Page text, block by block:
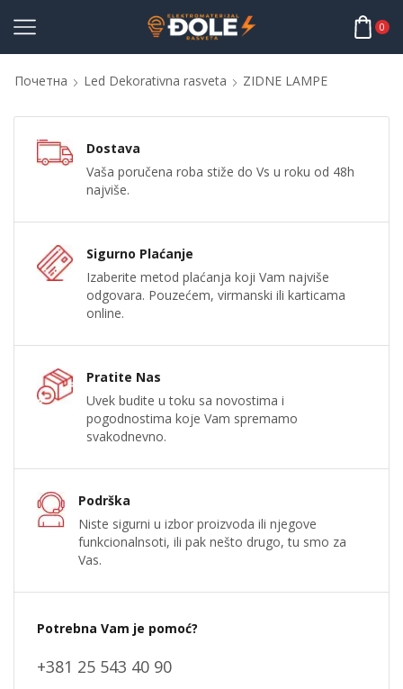
0
Почетна Led Dekorativna rasveta ZIDNE LAMPE
Dostava
Vaša poručena roba stiže do Vs u roku od 48h
najviše.
Sigurno Plaćanje
Izaberite metod plaćanja koji Vam najviše
odgovara. Pouzećem, virmanski ili karticama
online.
Pratite Nas
Uvek budite u toku sa novostima i
pogodnostima koje Vam spremamo
svakodnevno.
Podrška
Niste sigurni u izbor proizvoda ili njegove
funkcionalnsoti, ili pak nešto drugo, tu smo za
Vas.
Potrebna Vam je pomoć?
+381 25 543 40 90